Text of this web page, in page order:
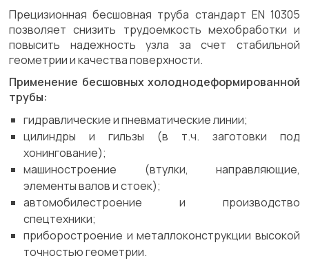
Прецизионная бесшовная труба стандарт EN 10305
позволяет снизить трудоемкость мехобработки и
повысить надежность узла за счет стабильной
геометрии и качества поверхности.
Применение бесшовных холоднодеформированной
трубы:
гидравлические и пневматические линии;
цилиндры и гильзы (в т.ч. заготовки под
хонингование);
машиностроение (втулки, направляющие,
элементы валов и стоек);
автомобилестроение и производство
спецтехники;
приборостроение и металлоконструкции высокой
точностью геометрии.